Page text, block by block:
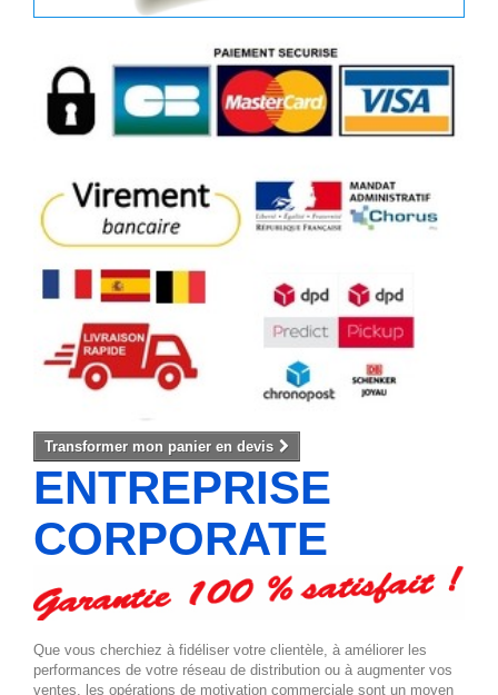
Transformer mon panier en devis
ENTREPRISE
CORPORATE
Que vous cherchiez à fidéliser votre clientèle, à améliorer les
performances de votre réseau de distribution ou à augmenter vos
ventes, les opérations de motivation commerciale sont un moyen